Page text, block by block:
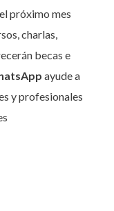
próximo mes
charlas,
becas e
ayude a
y profesionales